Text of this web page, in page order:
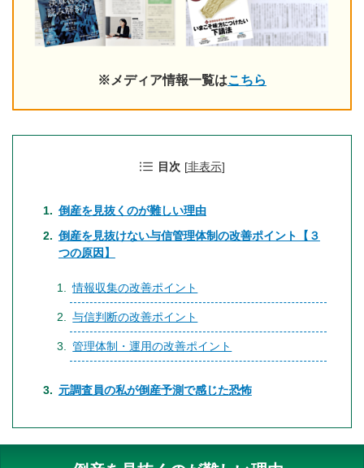
※メディア情報一覧はこちら
目次 [非表示]
倒産を見抜くのが難しい理由
倒産を見抜けない与信管理体制の改善ポイント【３
つの原因】
情報収集の改善ポイント
与信判断の改善ポイント
管理体制・運用の改善ポイント
元調査員の私が倒産予測で感じた恐怖